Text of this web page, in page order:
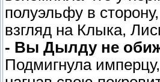
полуэльфу в
взгляд на Клыка,
- Вы Дылду не
Подмигнула